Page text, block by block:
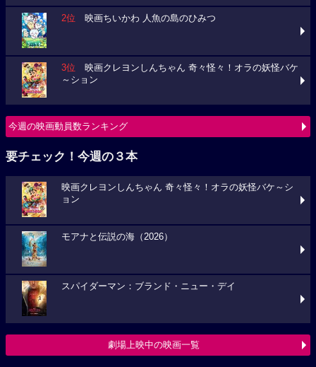
2位 映画ちいかわ 人魚の島のひみつ
3位 映画クレヨンしんちゃん 奇々怪々！オラの妖怪バケ
～ション
今週の映画動員数ランキング
要チェック！今週の３本
映画クレヨンしんちゃん 奇々怪々！オラの妖怪バケ～シ
ョン
モアナと伝説の海（2026）
スパイダーマン：ブランド・ニュー・デイ
劇場上映中の映画一覧